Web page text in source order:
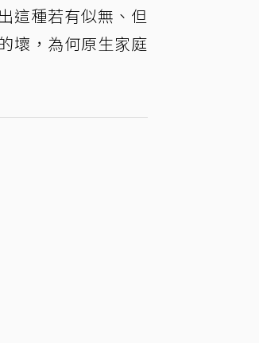
這種若有似無、但
壞，為何原生家庭